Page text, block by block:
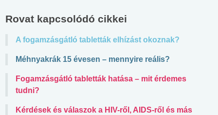
Rovat kapcsolódó cikkei
A fogamzásgátló tabletták elhízást okoznak?
Méhnyakrák 15 évesen – mennyire reális?
Fogamzásgátló tabletták hatása – mit érdemes
tudni?
Kérdések és válaszok a HIV-ről, AIDS-ről és más